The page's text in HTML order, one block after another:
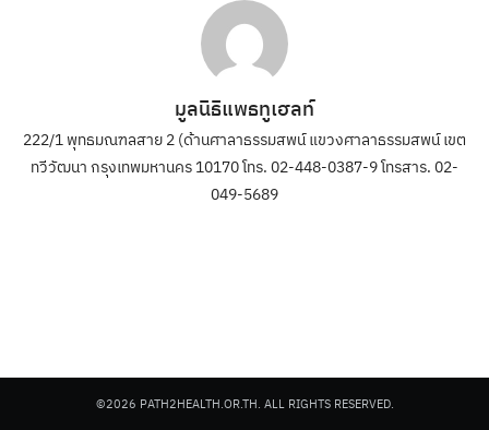
มูลนิธิแพธทูเฮลท์
222/1 พุทธมณฑลสาย 2 (ด้านศาลาธรรมสพน์ แขวงศาลาธรรมสพน์ เขต
ทวีวัฒนา กรุงเทพมหานคร 10170 โทร. 02-448-0387-9 โทรสาร. 02-
049-5689
©2026 PATH2HEALTH.OR.TH. ALL RIGHTS RESERVED.